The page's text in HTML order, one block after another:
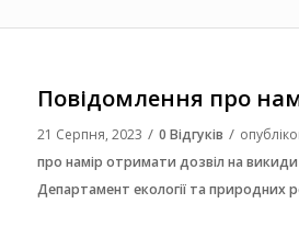
Повідомлення про
21 Серпня, 2023 / 0 Відгуків /
про намір отримати дозвіл на викиди
Департамент екології та природних